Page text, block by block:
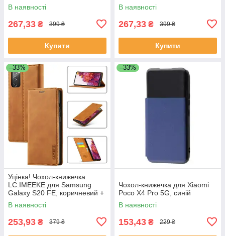
В наявності
267,33 ₴ 399 ₴
Купити
В наявності
267,33 ₴ 399 ₴
Купити
–33%
Уцінка! Чохол-книжечка
LC.IMEEKE для Samsung
Galaxy S20 FE, коричневий +
захисне скло
В наявності
253,93 ₴ 379 ₴
–33%
Чохол-книжечка для Xiaomi
Poco X4 Pro 5G, синій
В наявності
153,43 ₴ 229 ₴